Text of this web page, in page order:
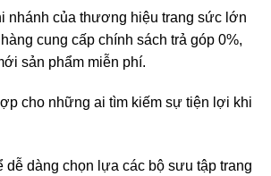
nhánh của thương hiệu trang sức lớn
cung cấp chính sách trả góp 0%,
sản phẩm miễn phí.
cho những ai tìm kiếm sự tiện lợi khi
dễ dàng chọn lựa các bộ sưu tập trang